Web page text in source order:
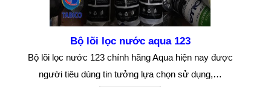
Bộ lõi lọc nước aqua 123
Bộ lõi lọc nước 123 chính hãng Aqua hiện nay được
người tiêu dùng tin tưởng lựa chọn sử dụng,…